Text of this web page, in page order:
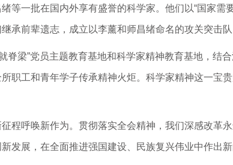
等一批在国内外享有盛誉的科学家。他们以“国家
承前辈遗志，成立以李薰和师昌绪命名的攻关突击
脊梁”党员主题教育基地和科学家精神教育基地，
职工和青年学子传承精神火炬。科学家精神这一宝
程呼唤新作为。贯彻落实全会精神，我们深感改革
发展，在全面推进强国建设、民族复兴伟业中作出新